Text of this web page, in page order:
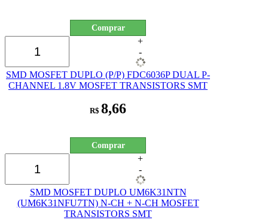
Comprar
+
-
SMD MOSFET DUPLO (P/P) FDC6036P DUAL P-
CHANNEL 1.8V MOSFET TRANSISTORS SMT
R$ 8,66
Comprar
+
-
SMD MOSFET DUPLO UM6K31NTN
(UM6K31NFU7TN) N-CH + N-CH MOSFET
TRANSISTORS SMT